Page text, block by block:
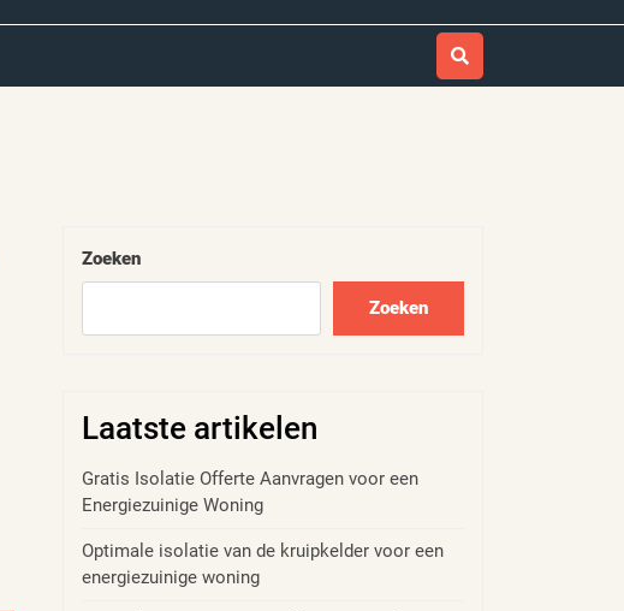
Zoeken
Zoeken
Laatste artikelen
Gratis Isolatie Offerte Aanvragen voor een
Energiezuinige Woning
Optimale isolatie van de kruipkelder voor een
energiezuinige woning